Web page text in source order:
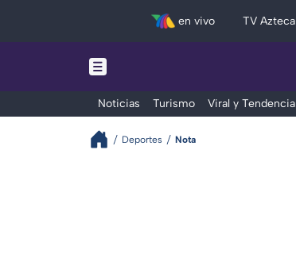
en vivo TV Azteca
Noticias Turismo Viral y Tendencia
Deportes Nota